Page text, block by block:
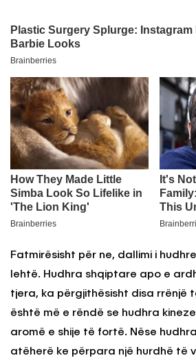
Fatmirësisht për ne, dallimi i
lehtë. Hudhra shqiptare apo e
tjera, ka përgjithësisht disa rrënjë
është më e rëndë se hudhra
aromë e shije të fortë. Nëse
atëherë ke përpara një hurdhë të